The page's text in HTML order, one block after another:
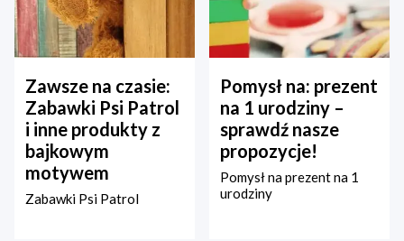
Zawsze na czasie:
Zabawki Psi Patrol
i inne produkty z
bajkowym
motywem
Zabawki Psi Patrol
Pomysł na: prezent
na 1 urodziny –
sprawdź nasze
propozycje!
Pomysł na prezent na 1
urodziny